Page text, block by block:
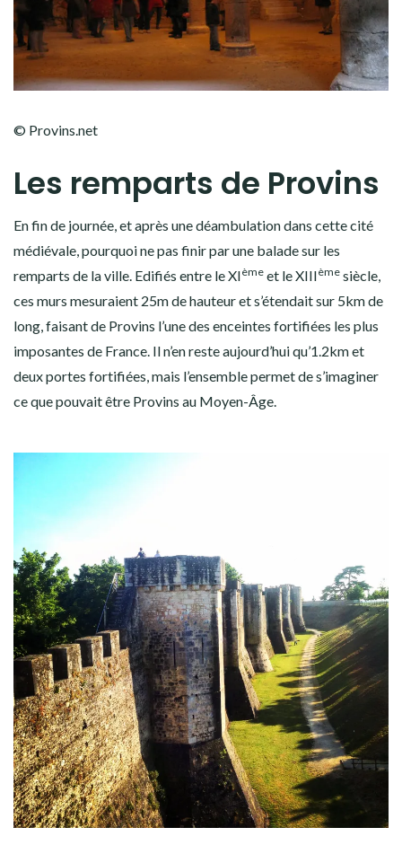
© Provins.net
Les remparts de Provins
En fin de journée, et après une déambulation dans cette cité
médiévale, pourquoi ne pas finir par une balade sur les
remparts de la ville. Edifiés entre le XIème et le XIIIème siècle,
ces murs mesuraient 25m de hauteur et s’étendait sur 5km de
long, faisant de Provins l’une des enceintes fortifiées les plus
imposantes de France. Il n’en reste aujourd’hui qu’1.2km et
deux portes fortifiées, mais l’ensemble permet de s’imaginer
ce que pouvait être Provins au Moyen-Âge.